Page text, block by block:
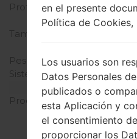
Profundidad
Tamaño (dimensiones)
Peso
Sistema de operación
Procesador
en el presente
Política de
Los usuarios son
Datos Personales
publicados o
esta Aplicación y
el consentimiento
proporcionar los